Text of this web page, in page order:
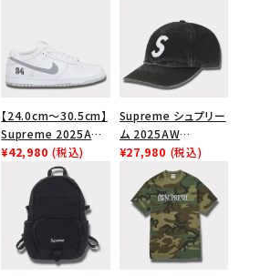
【24.0cm～30.5cm】
Supreme 2025AW
Nike SB Dunk Low
ナイキ SB ダンク ロ
ー スニーカー ホワイ
¥42,980 (税込)
Supreme シュプリー
ム 2025AW
Pigment Coated
2-Tone S Logo 6-
Panel Cap ピグメン
トコーテッド 2トーン
エスロゴ 6パネルキャ
ップ ブラック
¥27,980 (税込)